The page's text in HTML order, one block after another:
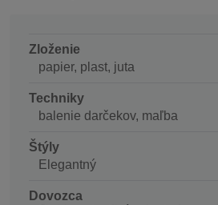
Zloženie
papier, plast, juta
Techniky
balenie darčekov, maľba
Štýly
Elegantný
Dovozca